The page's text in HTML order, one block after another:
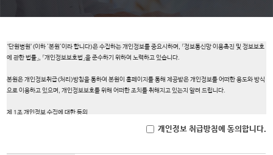
유전자 검사
‘단원병원’(이하 '본원'이라 합니다)은 수집하는 개인정보를 중요시하며, 「정보통신망 이용촉진 및 정보보호
에 관한 법률」, 「개인정보보호법」을 준수하기 위하여 노력하고 있습니다.
본원은 개인정보취급(처리)방침을 통하여 본원이 홈페이지를 통해 제공받은 개인정보를 어떠한 용도와 방식
으로 이용하고 있으며, 개인정보보호를 위해 어떠한 조치를 취해지고 있는지 알려 드립니다.
제 1조 개인정보 수집에 대한 동의
개인정보 취급방침에 동의합니다.